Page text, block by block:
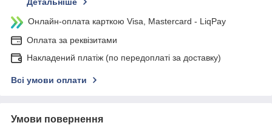
Детальніше
Онлайн-оплата карткою Visa, Mastercard - LiqPay
Оплата за реквізитами
Накладений платіж (по передоплаті за доставку)
Всі умови оплати
Умови повернення